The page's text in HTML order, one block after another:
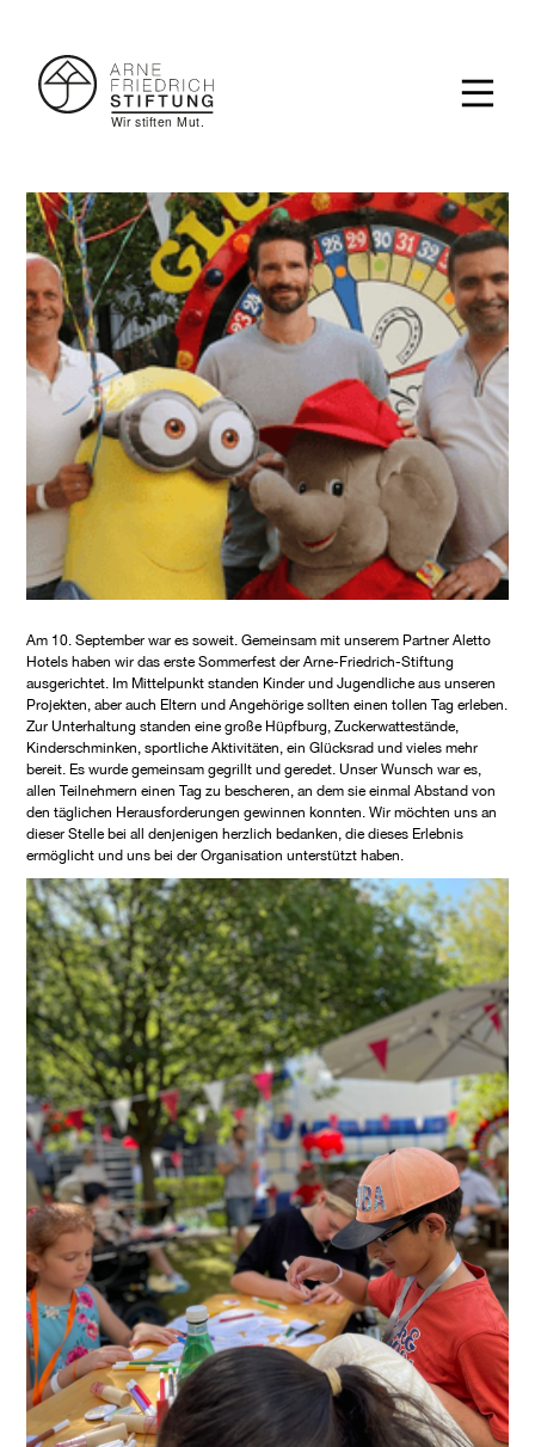
Am 10. September war es soweit. Gemeinsam mit unserem Partner Aletto
Hotels haben wir das erste Sommerfest der Arne-Friedrich-Stiftung
ausgerichtet. Im Mittelpunkt standen Kinder und Jugendliche aus unseren
Projekten, aber auch Eltern und Angehörige sollten einen tollen Tag erleben.
Zur Unterhaltung standen eine große Hüpfburg, Zuckerwattestände,
Kinderschminken, sportliche Aktivitäten, ein Glücksrad und vieles mehr
bereit. Es wurde gemeinsam gegrillt und geredet. Unser Wunsch war es,
allen Teilnehmern einen Tag zu bescheren, an dem sie einmal Abstand von
den täglichen Herausforderungen gewinnen konnten. Wir möchten uns an
dieser Stelle bei all denjenigen herzlich bedanken, die dieses Erlebnis
ermöglicht und uns bei der Organisation unterstützt haben.